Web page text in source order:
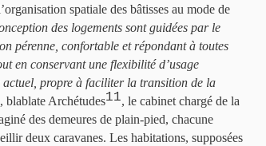
spatiale des bâtisses au mode de
des logements sont guidées par le
pérenne, confortable et répondant à toutes
en conservant une flexibilité d’usage
propre à faciliter la transition de la
blablate Archétudes11, le cabinet chargé de la
des demeures de plain-pied, chacune
deux caravanes. Les habitations, supposées